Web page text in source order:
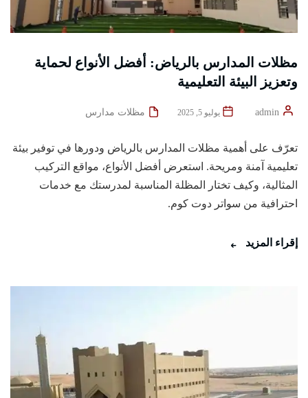
مظلات المدارس بالرياض: أفضل الأنواع لحماية
وتعزيز البيئة التعليمية
يوليو 5, 2025 مظلات مدارس
تعرّف على أهمية مظلات المدارس بالرياض ودورها في توفير بيئة
تعليمية آمنة ومريحة. استعرض أفضل الأنواع، مواقع التركيب
المثالية، وكيف تختار المظلة المناسبة لمدرستك مع خدمات
احترافية من سواتر دوت كوم.
إقراء المزيد